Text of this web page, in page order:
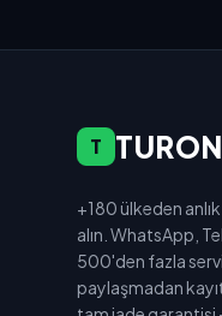
T
+180 ülkeden
alın. WhatsApp,
500'den fazla
paylaşmadan